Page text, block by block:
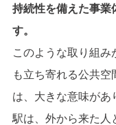
持続性を備えた事業
す。
このような取り組み
も立ち寄れる公共空
は、大きな意味があ
駅は、外から来た人